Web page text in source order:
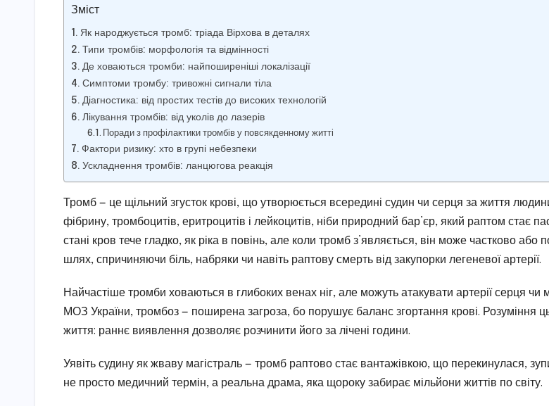
Зміст
Як народжується тромб: тріада Вірхова в деталях
Типи тромбів: морфологія та відмінності
Де ховаються тромби: найпоширеніші локалізації
Симптоми тромбу: тривожні сигнали тіла
Діагностика: від простих тестів до високих технологій
Лікування тромбів: від уколів до лазерів
Поради з профілактики тромбів у повсякденному житті
Фактори ризику: хто в групі небезпеки
Ускладнення тромбів: ланцюгова реакція
Тромб — це щільний згусток крові, що утворюється всередині судин чи серця за життя
фібрину, тромбоцитів, еритроцитів і лейкоцитів, ніби природний бар’єр, який раптом стає
стані кров тече гладко, як ріка в повінь, але коли тромб з’являється, він може частково або
шлях, спричиняючи біль, набряки чи навіть раптову смерть від закупорки легеневої артерії.
Найчастіше тромби ховаються в глибоких венах ніг, але можуть атакувати артерії серця чи
МОЗ України, тромбоз — поширена загроза, бо порушує баланс згортання крові. Розуміння
життя: раннє виявлення дозволяє розчинити його за лічені години.
Уявіть судину як жваву магістраль — тромб раптово стає вантажівкою, що перекинулася,
не просто медичний термін, а реальна драма, яка щороку забирає мільйони життів по світу.